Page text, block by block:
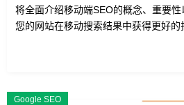
将全面介绍移动端SEO的概念、重要
您的网站在移动搜索结果中获得更好的
Google SEO